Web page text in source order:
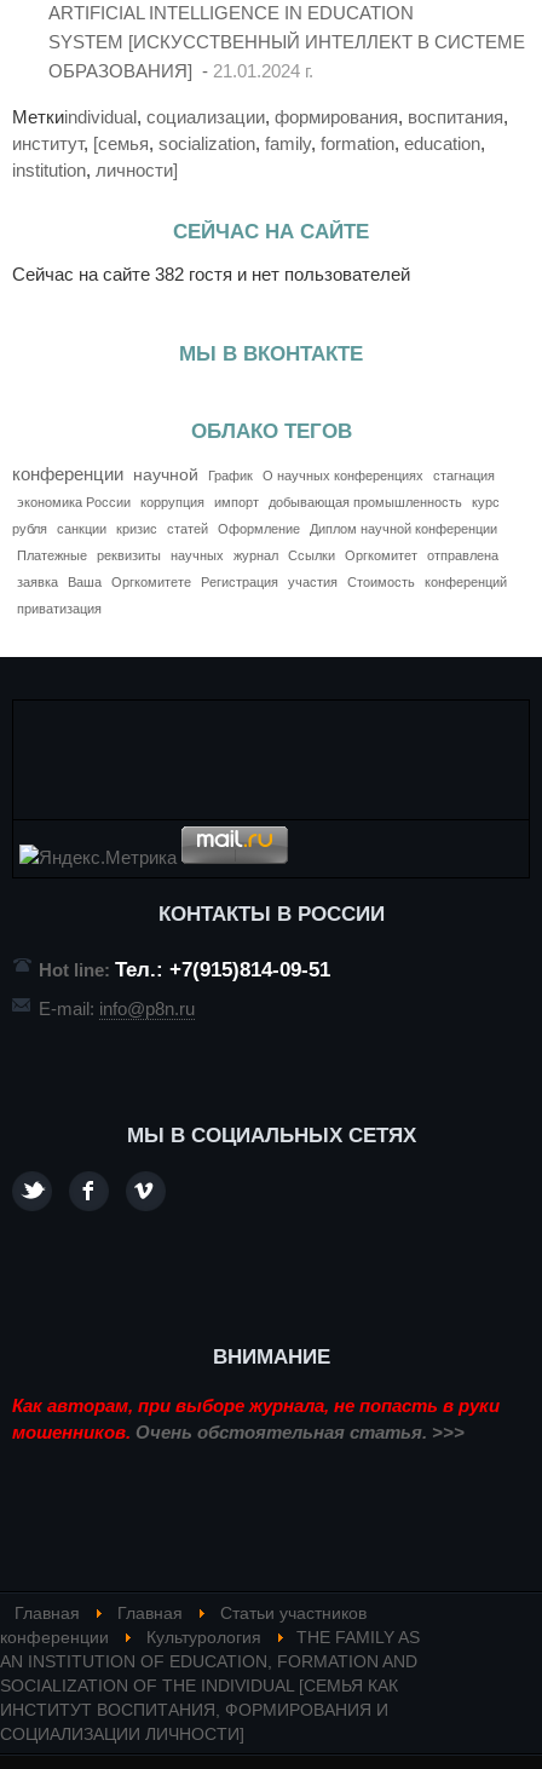
ARTIFICIAL INTELLIGENCE IN EDUCATION
SYSTEM [ИСКУССТВЕННЫЙ ИНТЕЛЛЕКТ В СИСТЕМЕ
ОБРАЗОВАНИЯ] - 21.01.2024 г.
Меткиindividual, социализации, формирования, воспитания,
институт, [семья, socialization, family, formation, education,
institution, личности]
СЕЙЧАС НА САЙТЕ
Сейчас на сайте 382 гостя и нет пользователей
МЫ В ВКОНТАКТЕ
ОБЛАКО ТЕГОВ
конференции научной График О научных конференциях
стагнация
экономика России
коррупция импорт добывающая промышленность
курс
рубля
санкции кризис статей Оформление
Диплом научной конференции
Платежные
реквизиты научных журнал Ссылки Оргкомитет
отправлена
заявка
Ваша Оргкомитете Регистрация участия Стоимость
конференций
приватизация
КОНТАКТЫ В РОССИИ
Hot line: Тел.: +7(915)814-09-51
E-mail: info@p8n.ru
МЫ В СОЦИАЛЬНЫХ СЕТЯХ
ВНИМАНИЕ
Как авторам, при выборе журнала, не попасть в руки
мошенников. Очень обстоятельная статья. >>>
Главная Главная
Статьи участников
конференции
Культурология
THE FAMILY AS
AN INSTITUTION OF EDUCATION, FORMATION AND
SOCIALIZATION OF THE INDIVIDUAL [СЕМЬЯ КАК
ИНСТИТУТ ВОСПИТАНИЯ, ФОРМИРОВАНИЯ И
СОЦИАЛИЗАЦИИ ЛИЧНОСТИ]